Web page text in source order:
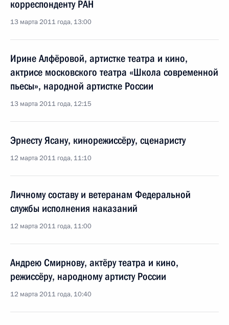
корреспонденту РАН
13 марта 2011 года, 13:00
Ирине Алфёровой, артистке театра и кино,
актрисе московского театра «Школа современной
пьесы», народной артистке России
13 марта 2011 года, 12:15
Эрнесту Ясану, кинорежиссёру, сценаристу
12 марта 2011 года, 11:10
Личному составу и ветеранам Федеральной
службы исполнения наказаний
12 марта 2011 года, 11:00
Андрею Смирнову, актёру театра и кино,
режиссёру, народному артисту России
12 марта 2011 года, 10:40